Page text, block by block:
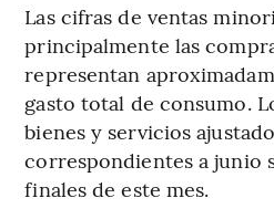
Las cifras de ventas
principalmente las
representan
gasto total de consumo.
bienes y servicios
correspondientes a junio
finales de este mes.